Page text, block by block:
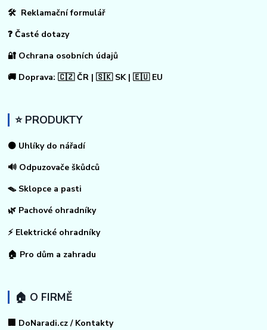
🛠 Reklamační formulář
❓ Časté dotazy
🔐 Ochrana osobních údajů
🚚 Doprava: 🇨🇿 ČR | 🇸🇰 SK | 🇪🇺 EU
⭐ PRODUKTY
⚫ Uhlíky do nářadí
🔊 Odpuzovače škůdců
🪤 Sklopce a pasti
🌿 Pachové ohradníky
⚡ Elektrické ohradníky
🏠 Pro dům a zahradu
🏠 O FIRMĚ
🏢 DoNaradi.cz / Kontakty